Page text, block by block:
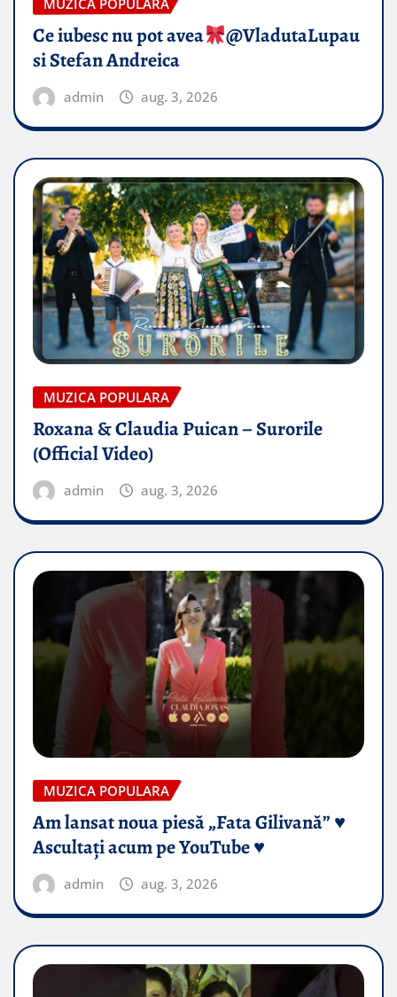
Ce iubesc nu pot avea
​@VladutaLupau
si Stefan Andreica
admin aug. 3, 2026
MUZICA POPULARA
Roxana & Claudia Puican – Surorile
(Official Video)
admin aug. 3, 2026
MUZICA POPULARA
Am lansat noua piesă „Fata Gilivană” ♥️
Ascultați acum pe YouTube ♥️
admin aug. 3, 2026